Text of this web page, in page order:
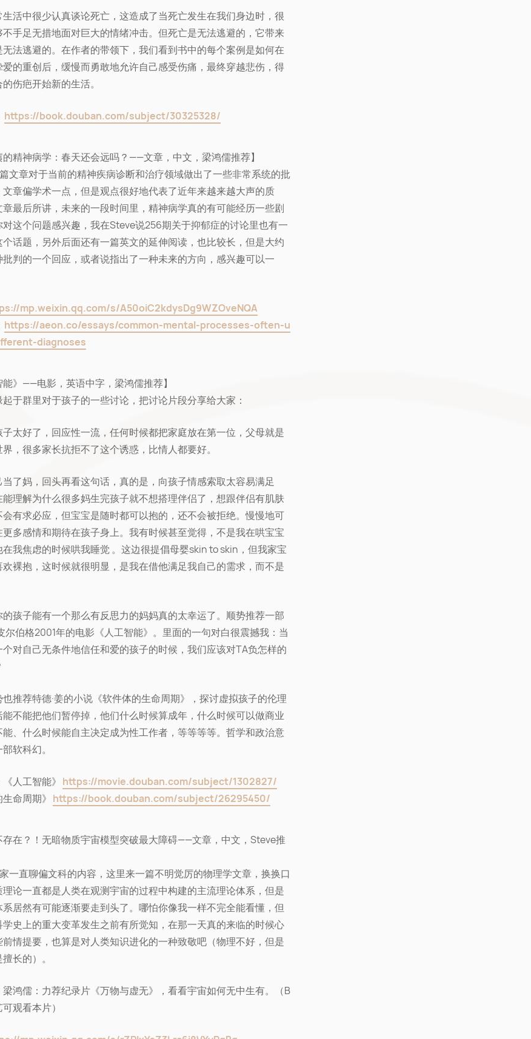
活中很少认真谈论死亡，这造成了当死亡发生在我们身边时，很
不手足无措地面对巨大的情绪冲击。但死亡是无法逃避的，它带来
无法逃避的。在作者的带领下，我们看到书中的每个案例是如何在
的重创后，缓慢而勇敢地允许自己感受伤痛，最终穿越悲伤，得
伤疤开始新的生活。
https://book.douban.com/subject/30325328/
的精神病学：春天还会远吗？——文章，中文，梁鸿儒推荐】
文章对于当前的精神疾病诊断和治疗领域做出了一些非常系统的批
文章偏学术一点，但是观点很好地代表了近年来越来越大声的质
章最后所讲，未来的一段时间里，精神病学真的有可能经历一些剧
这个问题感兴趣，我在Steve说256期关于抑郁症的讨论里也有一
话题，另外后面还有一篇英文的延伸阅读，也比较长，但是大约
判的一个回应，或者说指出了一种未来的方向，感兴趣可以一
mp.weixin.qq.com/s/A50oiC2kdysDg9WZOveNQA
https://aeon.co/essays/common-mental-processes-often-u
diagnoses
能》——电影，英语中字，梁鸿儒推荐】
于群里对于孩子的一些讨论，把讨论片段分享给大家：
子太好了，回应性一流，任何时候都把家庭放在第一位，父母就是
，很多家长抗拒不了这个诱惑，比情人都要好。
当了妈，回头再看这句话，真的是，向孩子情感索取太容易满足
能理解为什么很多妈生完孩子就不想搭理伴侣了，想跟伴侣有肌肤
有求必应，但宝宝是随时都可以抱的，还不会被拒绝。慢慢地可
多感情和期待在孩子身上。我有时候甚至觉得，不是我在哄宝宝
我焦虑的时候哄我睡觉 。这边很提倡母婴skin to skin，但我家宝
裸抱，这时候就很明显，是我在借他满足我自己的需求，而不是
的孩子能有一个那么有反思力的妈妈真的太幸运了。顺势推荐一部
尔伯格2001年的电影《人工智能》。里面的一句对白很震撼我：当
对自己无条件地信任和爱的孩子的时候，我们应该对TA负怎样的
推荐特德·姜的小说《软件体的生命周期》，探讨虚拟孩子的伦理
能不能把他们暂停掉，他们什么时候算成年，什么时候可以做商业
能、什么时候能自主决定成为性工作者，等等等等。哲学和政治意
软科幻。
人工智能》 https://movie.douban.com/subject/1302827/
生命周期》 https://book.douban.com/subject/26295450/
存在？！无暗物质宇宙模型突破最大障碍——文章，中文，Steve推
一直聊偏文科的内容，这里来一篇不明觉厉的物理学文章，换换口
论一直都是人类在观测宇宙的过程中构建的主流理论体系，但是
系居然有可能逐渐要走到头了。哪怕你像我一样不完全能看懂，但
学史上的重大变革发生之前有所觉知，在那一天真的来临的时候心
前情提要，也算是对人类知识进化的一种致敬吧（物理不好，但是
长的）。
鸿儒：力荐纪录片《万物与虚无》，看看宇宙如何无中生有。（B
观看本片）